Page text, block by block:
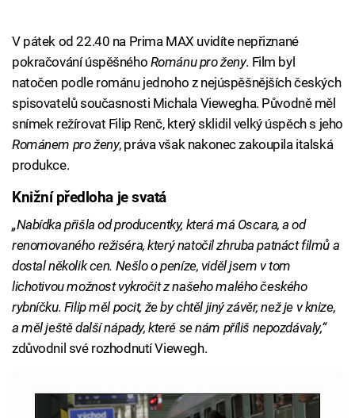
V pátek od 22.40 na Prima MAX uvidíte nepřiznané
pokračování úspěšného Románu pro ženy. Film byl
natočen podle románu jednoho z nejúspěšnějších českých
spisovatelů současnosti Michala Viewegha. Původně měl
snímek režírovat Filip Renč, který sklidil velký úspěch s jeho
Románem pro ženy, práva však nakonec zakoupila italská
produkce.
Knižní předloha je svatá
„Nabídka přišla od producentky, která má Oscara, a od
renomovaného režiséra, který natočil zhruba patnáct filmů a
dostal několik cen. Nešlo o peníze, viděl jsem v tom
lichotivou možnost vykročit z našeho malého českého
rybníčku. Filip měl pocit, že by chtěl jiný závěr, než je v knize,
a měl ještě další nápady, které se nám příliš nepozdávaly,“
zdůvodnil své rozhodnutí Viewegh.